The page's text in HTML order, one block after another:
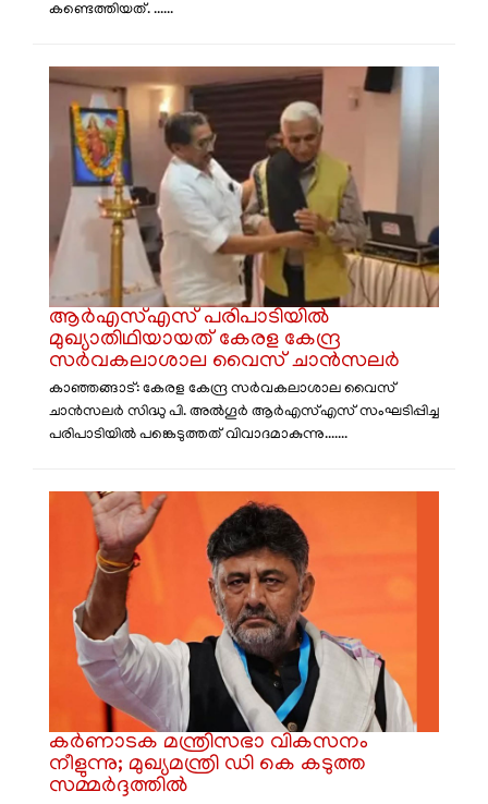
കണ്ടെത്തിയത്. ......
ആർഎസ്എസ് പരിപാടിയിൽ
മുഖ്യാതിഥിയായത് കേരള കേന്ദ്ര
സർവകലാശാല വൈസ് ചാൻസലർ
കാഞ്ഞങ്ങാട്: കേരള കേന്ദ്ര സർവകലാശാല വൈസ്
ചാൻസലർ സിദ്ധു പി. അൽഗൂർ ആർഎസ്എസ് സംഘടിപ്പിച്ച
പരിപാടിയിൽ പങ്കെടുത്തത് വിവാദമാകുന്നു.......
കർണാടക മന്ത്രിസഭാ വികസനം
നീളുന്നു; മുഖ്യമന്ത്രി ഡി കെ കടുത്ത
സമ്മർദ്ദത്തിൽ